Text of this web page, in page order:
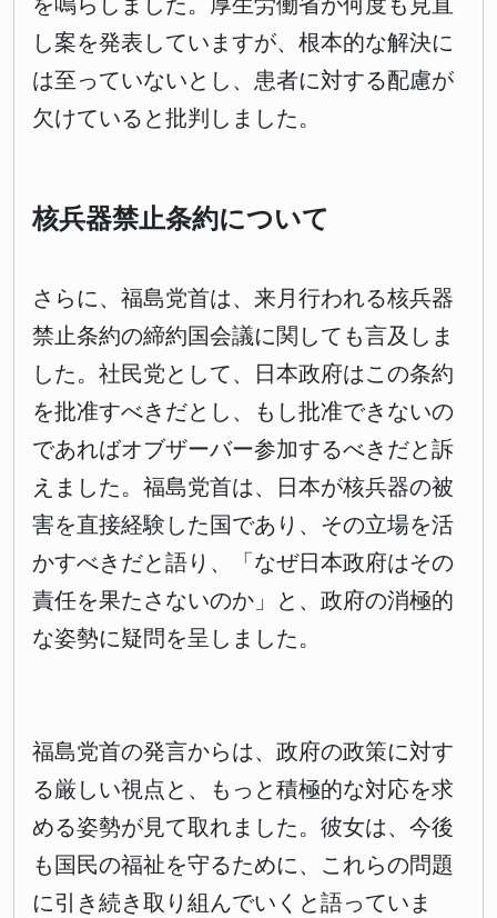
し案を発表していますが、根本的な解決に
は至っていないとし、患者に対する配慮が
欠けていると批判しました。
核兵器禁止条約について
さらに、福島党首は、来月行われる核兵器
禁止条約の締約国会議に関しても言及しま
した。社民党として、日本政府はこの条約
を批准すべきだとし、もし批准できないの
であればオブザーバー参加するべきだと訴
えました。福島党首は、日本が核兵器の被
害を直接経験した国であり、その立場を活
かすべきだと語り、「なぜ日本政府はその
責任を果たさないのか」と、政府の消極的
な姿勢に疑問を呈しました。
福島党首の発言からは、政府の政策に対す
る厳しい視点と、もっと積極的な対応を求
める姿勢が見て取れました。彼女は、今後
も国民の福祉を守るために、これらの問題
に引き続き取り組んでいくと語っていま